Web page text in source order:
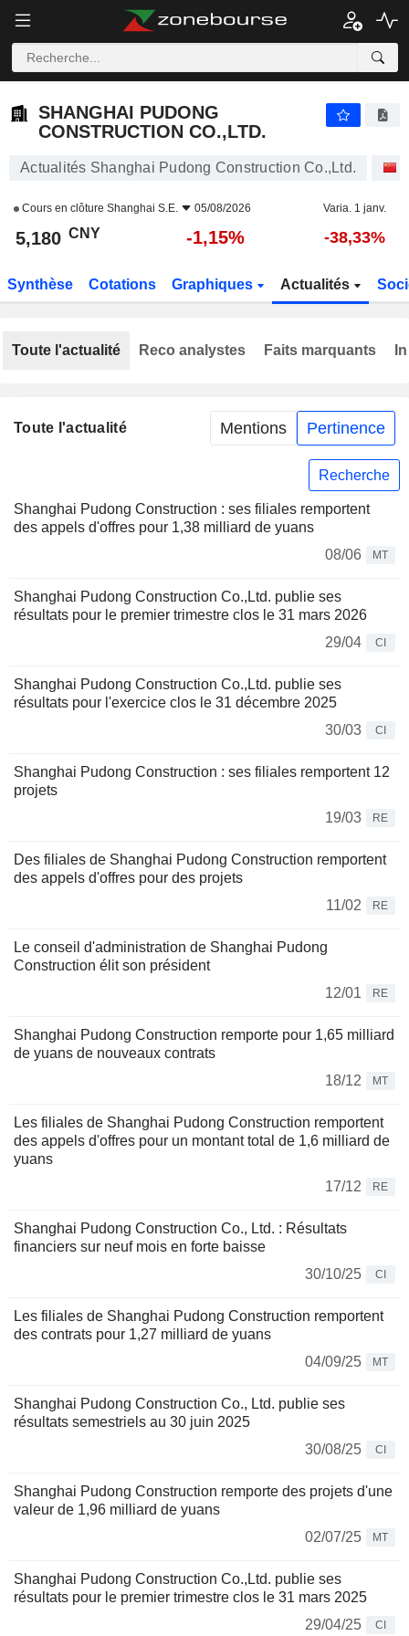
SHANGHAI PUDONG
CONSTRUCTION CO.,LTD.
Actualités Shanghai Pudong Construction Co.,Ltd.
Cours en clôture Shanghai S.E. 05/08/2026 Varia. 1 janv.
5,180 CNY -1,15% -38,33%
Synthèse Cotations Graphiques Actualités
Toute l'actualité Mentions Pertinence
Recherche
Shanghai Pudong Construction : ses filiales remportent
des appels d'offres pour 1,38 milliard de yuans
08/06
MT
Shanghai Pudong Construction Co.,Ltd. publie ses
résultats pour le premier trimestre clos le 31 mars 2026
29/04
CI
Shanghai Pudong Construction Co.,Ltd. publie ses
résultats pour l'exercice clos le 31 décembre 2025
30/03
CI
Shanghai Pudong Construction : ses filiales remportent 12
projets
19/03
RE
Des filiales de Shanghai Pudong Construction remportent
des appels d'offres pour des projets
11/02
RE
Le conseil d'administration de Shanghai Pudong
Construction élit son président
12/01
RE
Shanghai Pudong Construction remporte pour 1,65 milliard
de yuans de nouveaux contrats
18/12
MT
Les filiales de Shanghai Pudong Construction remportent
des appels d'offres pour un montant total de 1,6 milliard de
yuans
17/12
RE
Shanghai Pudong Construction Co., Ltd. : Résultats
financiers sur neuf mois en forte baisse
30/10/25
CI
Les filiales de Shanghai Pudong Construction remportent
des contrats pour 1,27 milliard de yuans
04/09/25
MT
Shanghai Pudong Construction Co., Ltd. publie ses
résultats semestriels au 30 juin 2025
30/08/25
CI
Shanghai Pudong Construction remporte des projets d'une
valeur de 1,96 milliard de yuans
02/07/25
MT
Shanghai Pudong Construction Co.,Ltd. publie ses
résultats pour le premier trimestre clos le 31 mars 2025
29/04/25
CI
Toute l'actualité Reco analystes Faits marquants